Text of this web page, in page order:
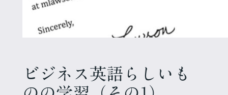
ビジネス英語らしいも